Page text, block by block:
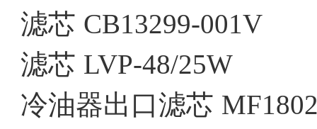
滤芯 CB13299-001V
滤芯 LVP-48/25W
冷油器出口滤芯